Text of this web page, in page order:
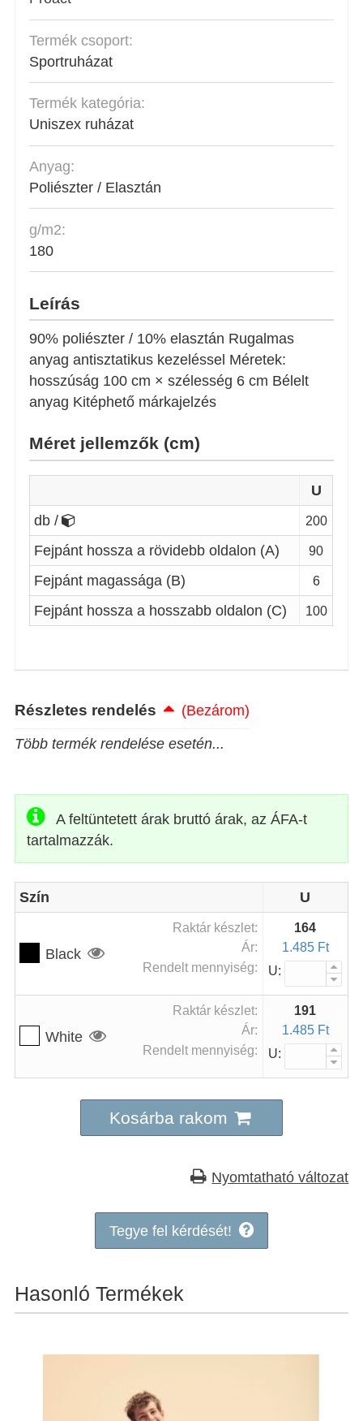
Termék csoport:
Sportruházat
Termék kategória:
Uniszex ruházat
Anyag:
Poliészter / Elasztán
g/m2:
180
Leírás
90% poliészter / 10% elasztán Rugalmas
anyag antisztatikus kezeléssel Méretek:
hosszúság 100 cm × szélesség 6 cm Bélelt
anyag Kitéphető márkajelzés
Méret jellemzők (cm)
U
db /
200
Fejpánt hossza a rövidebb oldalon (A) 90
Fejpánt magassága (B) 6
Fejpánt hossza a hosszabb oldalon (C) 100
Részletes rendelés
(Bezárom)
Több termék rendelése esetén...
A feltüntetett árak bruttó árak, az ÁFA-t
tartalmazzák.
Szín U
Black
Raktár készlet:
Ár:
Rendelt mennyiség:
164
1.485 Ft
U:
White
Raktár készlet:
Ár:
Rendelt mennyiség:
191
1.485 Ft
U:
Kosárba rakom
Nyomtatható változat
Tegye fel kérdését!
Hasonló Termékek